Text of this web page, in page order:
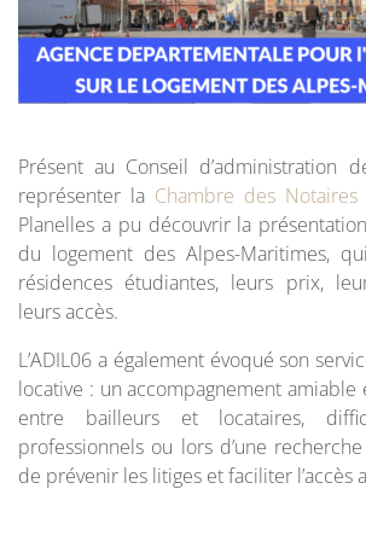
Présent au Conseil d’administration
représenter la Chambre des Notaires
Planelles a pu découvrir la
du logement des Alpes-Maritimes,
résidences étudiantes, leurs prix,
leurs accès.
L’ADIL06 a également évoqué son
locative : un accompagnement amiable
entre bailleurs et locataires,
professionnels ou lors d’une
de prévenir les litiges et faciliter l’accès